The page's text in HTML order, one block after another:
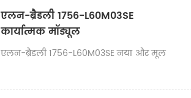
एलन-ब्रैडली 1756-L60M03SE
कार्यात्मक मॉड्यूल
एलन-ब्रैडली 1756-L60M03SE नया और मूल